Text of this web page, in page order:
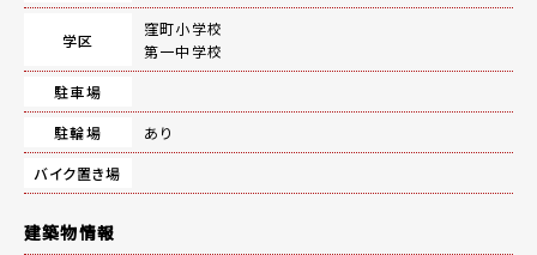
学区
窪町小学校
第一中学校
駐車場
駐輪場
あり
バイク置き場
建築物情報